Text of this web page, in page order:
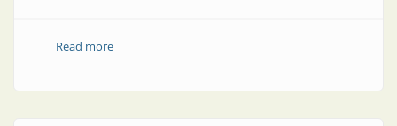
Read moreabout Tendencias y tecnologías principales